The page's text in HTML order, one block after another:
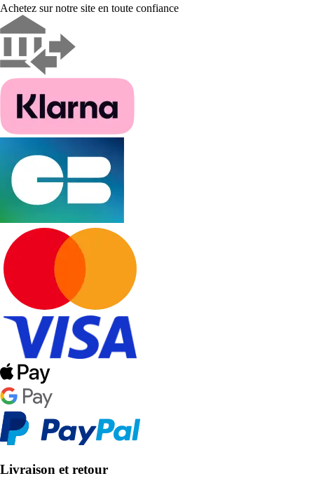
Achetez sur notre site en toute confiance
Livraison et retour